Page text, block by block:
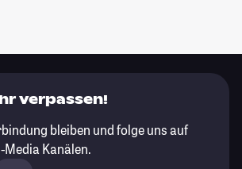
verpassen!
bleiben und folge uns auf
Media Kanälen.